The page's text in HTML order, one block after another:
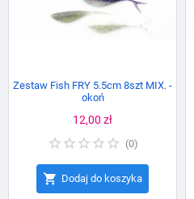
Zestaw Fish FRY 5.5cm 8szt MIX. -
okoń
Cena
12,00 zł
(0)
 Dodaj do koszyka